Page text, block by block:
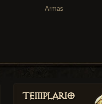
Armas
Templario